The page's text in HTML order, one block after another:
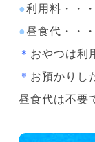
●利用料・・
●昼食代・・
＊ おやつは利
＊ お預かりし
昼食代は不要